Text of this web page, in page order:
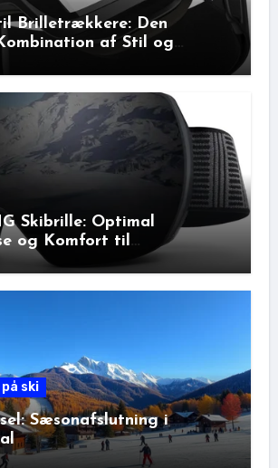
Brilletrækkere: Den
af Stil og
Skibrille: Optimal
og Komfort til
ski
Sæsonafslutning i